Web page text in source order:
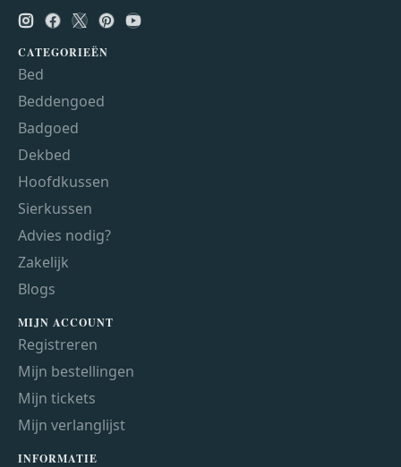
CATEGORIEËN
Bed
Beddengoed
Badgoed
Dekbed
Hoofdkussen
Sierkussen
Advies nodig?
Zakelijk
Blogs
MIJN ACCOUNT
Registreren
Mijn bestellingen
Mijn tickets
Mijn verlanglijst
INFORMATIE